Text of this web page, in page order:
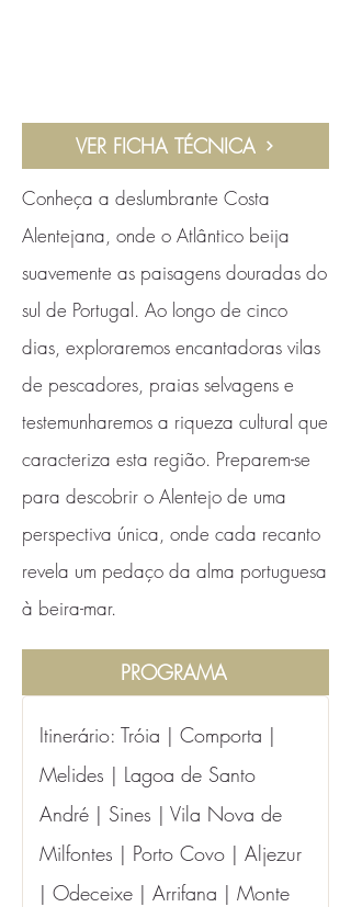
VER FICHA TÉCNICA
Conheça a deslumbrante Costa
Alentejana, onde o Atlântico beija
suavemente as paisagens douradas do
sul de Portugal. Ao longo de cinco
dias, exploraremos encantadoras vilas
de pescadores, praias selvagens e
testemunharemos a riqueza cultural que
caracteriza esta região. Preparem-se
para descobrir o Alentejo de uma
perspectiva única, onde cada recanto
revela um pedaço da alma portuguesa
à beira-mar.
PROGRAMA
Itinerário: Tróia | Comporta |
Melides | Lagoa de Santo
André | Sines | Vila Nova de
Milfontes | Porto Covo | Aljezur
| Odeceixe | Arrifana | Monte